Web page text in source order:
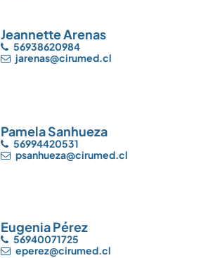
Jeannette Arenas
56938620984
jarenas@cirumed.cl
Pamela Sanhueza
56994420531
psanhueza@cirumed.cl
Eugenia Pérez
56940071725
eperez@cirumed.cl